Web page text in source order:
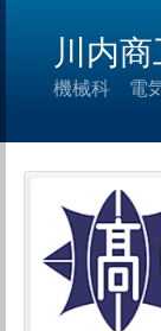
川内
機械科 電